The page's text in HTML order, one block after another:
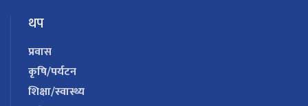
थप
प्रवास
कृषि/पर्यटन
शिक्षा/स्वास्थ्य